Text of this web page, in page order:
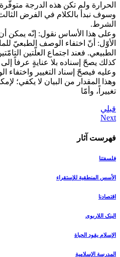
الحرارة ولم تكن هذه الدرجة
وسوف نبدأ بالكلام في الفرض
الشرط.
وعلى هذا الأساس نقول: إنّه يمكن
الأوّل: أنّ اختفاء الوصف الطبعيّ
الطبيعي. فعند اجتماع العلّتين
كذلك يصحّ إسناده بلا عنايةٍ عرفاً
وعليه فيصحّ إسناد التغيير واختفاء
وهذا المقدار من البيان لا يكفي؛
تغييراً، وأمّا
قبلي
فهرست آثار
فلسفتنا
الأسس المنطقیة للإستقراء
اقتصادنا
البنک اللاربوی
الإسلام یقود الحیاة
المدرسة الإسلامیة